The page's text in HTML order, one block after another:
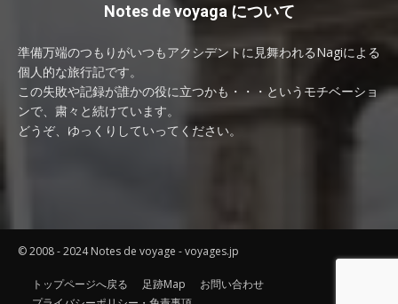
Notes de voyaga について
準備万端のつもりがいつもアクシデントに見舞われるNagiによる
個人的な旅行記です。
この失敗や記録が誰かの役に立つかも・・・というモチベーショ
ンで、粛々と続けています。
どうぞ、ゆっくりしていってください。
© 2008 - 2024 Notes de voyage - voyages.jp
トップページへ戻る 足跡Map
お問い合わせ